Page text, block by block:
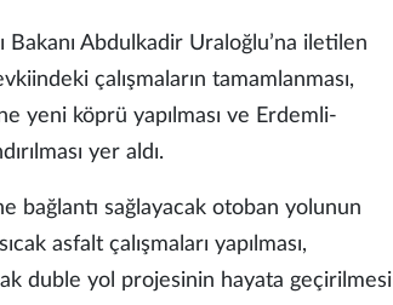
Abdulkadir Uraloğlu’na iletilen
çalışmaların tamamlanması,
yeni köprü yapılması ve Erdemli-
yer aldı.
bağlantı sağlayacak otoban yolunun
asfalt çalışmaları yapılması,
duble yol projesinin hayata geçirilmesi